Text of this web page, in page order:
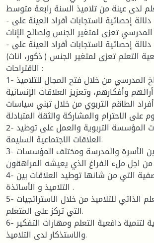
لدى عينة من تلاميذ السنة رابعة متوسط.
- توجد فروق ذات دلالة إحصائية لاستجابات أفراد العينة على
تعزى لمتغير الجنس ولصالح الإناث.
- لا توجد فروق ذات دلالة إحصائية لاستجابات أفراد العينة على
التعلم تعزى لمتغير الجنس ( ذكور، اناث).
الاقتراحات :
1- الاهتمام بالمناخ المدرسي من خلال فتح المجال للتلاميذ
وأفكارهم، وتعزيز العلاقات الإنسانية
الطاقم التربوي من خلال تبني سياسات
على الاحترام والمشاركة والثقة المتبادلة .
2- التقليل من سلبيات المؤسسة التربوية والعمل على توطيد
العلاقات الاجتماعية السليمة.
3- تعزيز العلاقات بين الأسرة والمدرسة ومختلف المؤسسات
من اجل ملء الفراغ الذي يعيشه المراهقون.
4- دعم الأنشطة اللاصفية التي من شانها توطيد العلاقات بين
التلاميذ و الأساتذة .
5- التركيز على التعلم الذاتي للتلاميذ من خلال الاستراتجيات
التي تركز على المتعلم.
6- وضع برامج إرشادية لتنمية دافعية التعلم ومهارات التفكير
والاستذكار لدى التلاميذ.